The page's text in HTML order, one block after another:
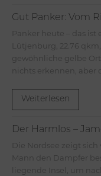
Gut Panker: Vom
Panker heute – das
Lütjenburg, 22.76
gewöhnliche gelbe
nichts erkennen, aber
Weiterlesen
Der Harmlos –
Die Nordsee zeigt sich
Mann den Dampfer
liegende Insel, um